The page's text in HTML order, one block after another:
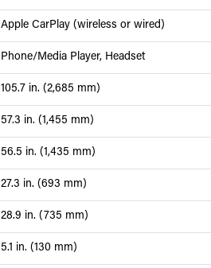
Apple CarPlay (wireless or wired)
Phone/Media Player, Headset
105.7 in. (2,685 mm)
57.3 in. (1,455 mm)
56.5 in. (1,435 mm)
27.3 in. (693 mm)
28.9 in. (735 mm)
5.1 in. (130 mm)